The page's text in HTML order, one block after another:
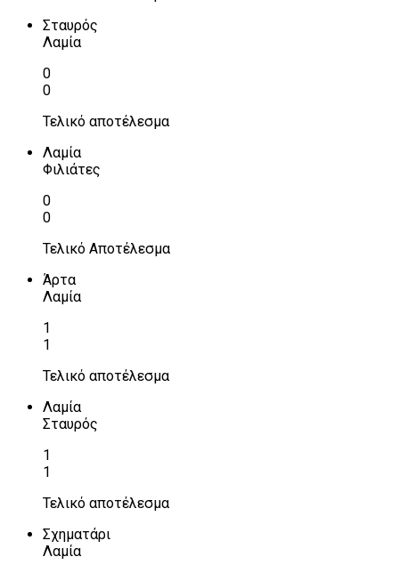
Σταυρός
Λαμία
0
0
Τελικό αποτέλεσμα
Λαμία
Φιλιάτες
0
0
Τελικό Αποτέλεσμα
Άρτα
Λαμία
1
1
Τελικό αποτέλεσμα
Λαμία
Σταυρός
1
1
Τελικό αποτέλεσμα
Σχηματάρι
Λαμία